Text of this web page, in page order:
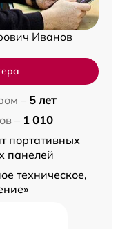
Иванов
– 5 лет
– 1 010
портативных
панелей
техническое,